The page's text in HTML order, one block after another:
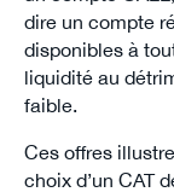
dire un compte
disponibles à
liquidité au
faible.
Ces offres
choix d’un CAT